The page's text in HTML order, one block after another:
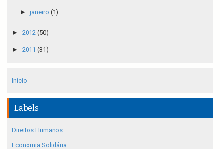
► janeiro (1)
► 2012 (50)
► 2011 (31)
Início
Labels
Direitos Humanos
Economia Solidária